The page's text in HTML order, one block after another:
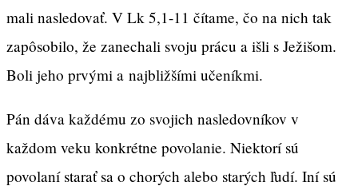
mali nasledovať. V Lk 5,1-11 čítame, čo na nich tak
zapôsobilo, že zanechali svoju prácu a išli s Ježišom.
Boli jeho prvými a najbližšími učeníkmi.
Pán dáva každému zo svojich nasledovníkov v
každom veku konkrétne povolanie. Niektorí sú
povolaní starať sa o chorých alebo starých ľudí. Iní sú